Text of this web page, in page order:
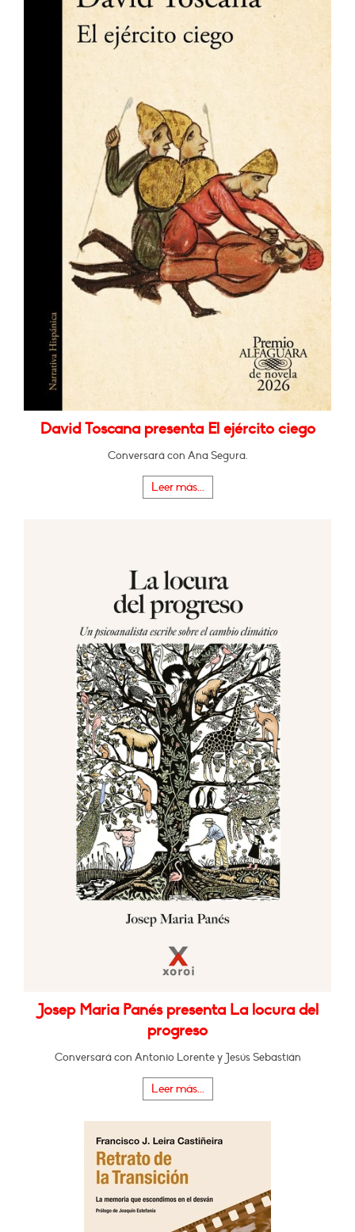
David Toscana presenta El ejército ciego
Conversará con Ana Segura.
Leer más...
Josep Maria Panés presenta La locura del
progreso
Conversará con Antonio Lorente y Jesús Sebastián
Leer más...